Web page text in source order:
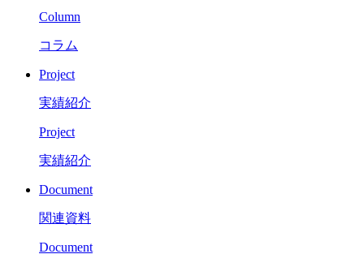
Column
コラム
Project
実績紹介
Project
実績紹介
Document
関連資料
Document